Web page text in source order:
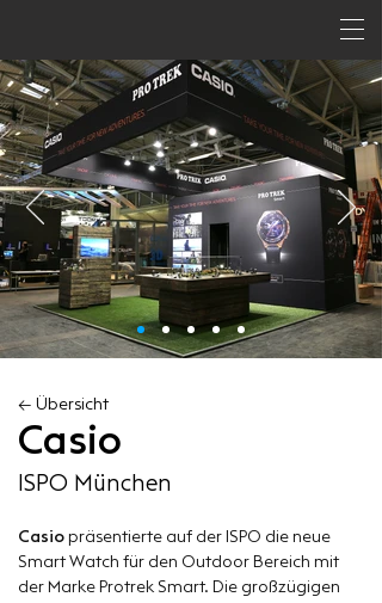
← Übersicht
Casio
ISPO München
Casio präsentierte auf der ISPO die neue
Smart Watch für den Outdoor Bereich mit
der Marke Protrek Smart. Die großzügigen